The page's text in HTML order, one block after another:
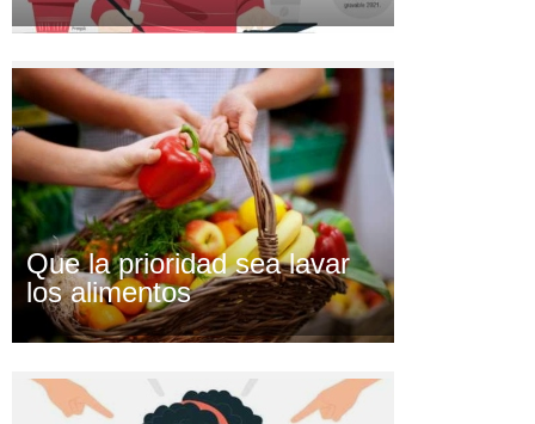
Que la prioridad sea lavar
los alimentos